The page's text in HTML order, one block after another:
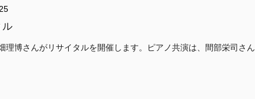
理博さんがリサイタルを開催します。ピアノ共演は、間部栄司さん